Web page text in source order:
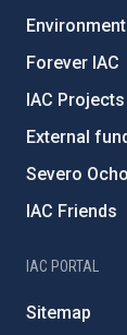
Forever IAC
IAC Projects
External
Severo
IAC Friends
IAC PORTAL
Sitemap